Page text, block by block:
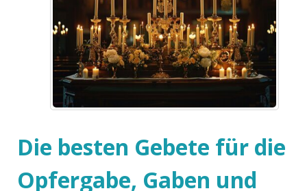
Die besten Gebete für die
Opfergabe, Gaben und